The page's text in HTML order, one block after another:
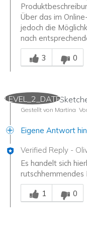
Über das im
jedoch die
nach
Mitarbeiter-
3
0
LEVEL_2_DATE
Sind diese
Gestellt von Martina
Eigene Antwort
Verified Reply -
Es handelt sich
Mitarbeiter-
1
0